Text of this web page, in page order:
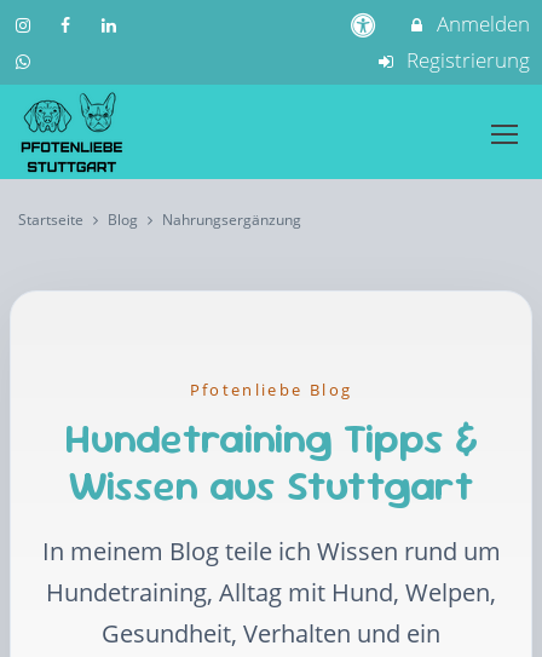
Anmelden
Registrierung
Startseite Blog Nahrungsergänzung
Pfotenliebe Blog
Hundetraining Tipps &
Wissen aus Stuttgart
In meinem Blog teile ich Wissen rund um
Hundetraining, Alltag mit Hund, Welpen,
Gesundheit, Verhalten und ein